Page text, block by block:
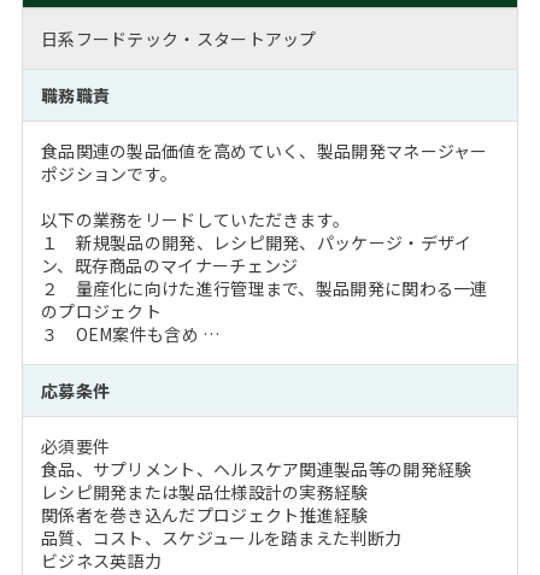
日系フードテック・スタートアップ
職務職責
食品関連の製品価値を高めていく、製品開発マネージャー
ポジションです。
以下の業務をリードしていただきます。
１ 新規製品の開発、レシピ開発、パッケージ・デザイ
ン、既存商品のマイナーチェンジ
２ 量産化に向けた進行管理まで、製品開発に関わる一連
のプロジェクト
３ OEM案件も含め …
応募条件
必須要件
食品、サプリメント、ヘルスケア関連製品等の開発経験
レシピ開発または製品仕様設計の実務経験
関係者を巻き込んだプロジェクト推進経験
品質、コスト、スケジュールを踏まえた判断力
ビジネス英語力